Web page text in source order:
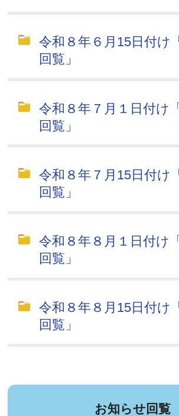
令和８年６月15日付け
回覧」
令和８年７月１日付け
回覧」
令和８年７月15日付け
回覧」
令和８年８月１日付け
回覧」
令和８年８月15日付け
回覧」
お知らせ回覧